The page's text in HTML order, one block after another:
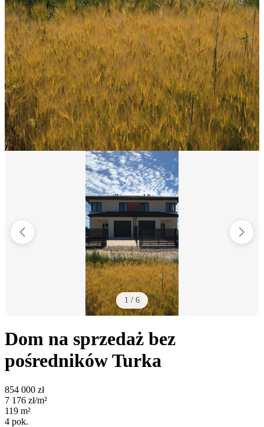
1 / 6
Dom na sprzedaż bez
pośrednikówTurka
854 000 zł
7 176 zł/m²
119 m²
4 pok.